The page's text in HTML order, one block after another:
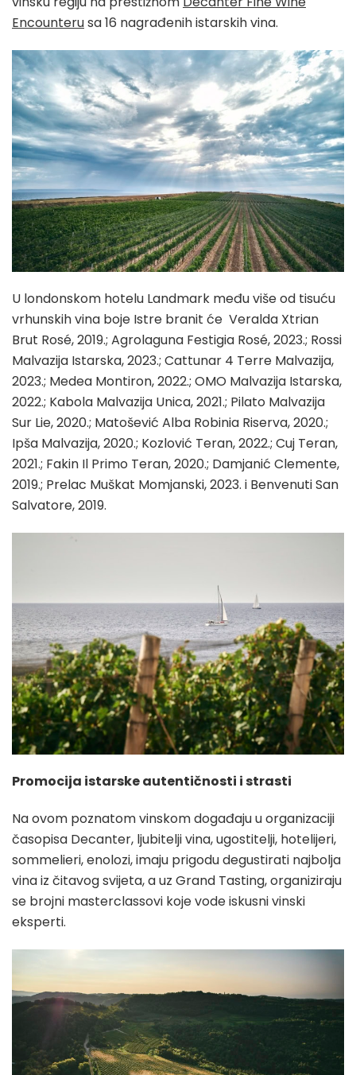
Encounterusa 16 nagrađenih istarskih vina.
U londonskom hotelu Landmark među više od tisuću
vrhunskih vina boje Istre branit će Veralda Xtrian
Brut Rosé, 2019.; Agrolaguna Festigia Rosé, 2023.; Rossi
Malvazija Istarska, 2023.; Cattunar 4 Terre Malvazija,
2023.; Medea Montiron, 2022.; OMO Malvazija Istarska,
2022.; Kabola Malvazija Unica, 2021.; Pilato Malvazija
Sur Lie, 2020.; Matošević Alba Robinia Riserva, 2020.;
Ipša Malvazija, 2020.; Kozlović Teran, 2022.; Cuj Teran,
2021.; Fakin Il Primo Teran, 2020.; Damjanić Clemente,
2019.; Prelac Muškat Momjanski, 2023. i Benvenuti San
Salvatore, 2019.
Promocija istarske autentičnosti i strasti
Na ovom poznatom vinskom događaju u organizaciji
časopisa Decanter, ljubitelji vina, ugostitelji, hotelijeri,
sommelieri, enolozi, imaju prigodu degustirati najbolja
vina iz čitavog svijeta, a uz Grand Tasting, organiziraju
se brojni masterclassovi koje vode iskusni vinski
eksperti.